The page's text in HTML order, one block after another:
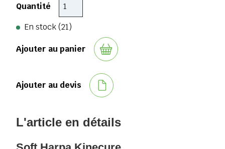
Quantité
En stock (21)
Ajouter au panier
Ajouter au devis
L'article en détails